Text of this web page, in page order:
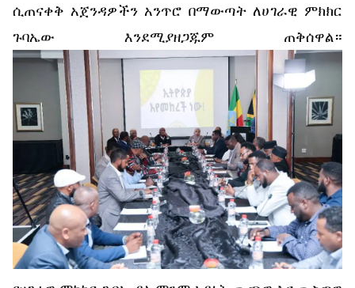
ሲጠናቀቅ አጀንዳዎችን አንጥሮ በማውጣት ለሀገራዊ ምክክር
ጉባኤው እንደሚያዘጋጁም ጠቅሰዋል።